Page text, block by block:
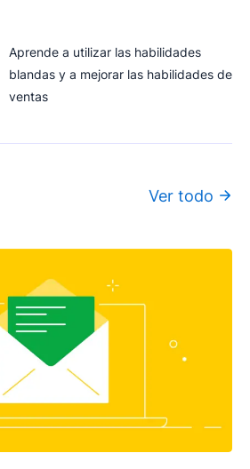
Aprende a utilizar las habilidades
blandas y a mejorar las habilidades de
ventas
Ver todo